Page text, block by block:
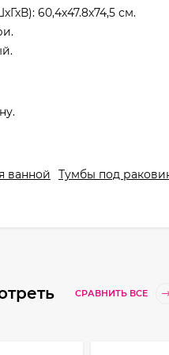
60,4х47.8х74,5 см.
ванной Тумбы под
СРАВНИТЬ ВСЕ